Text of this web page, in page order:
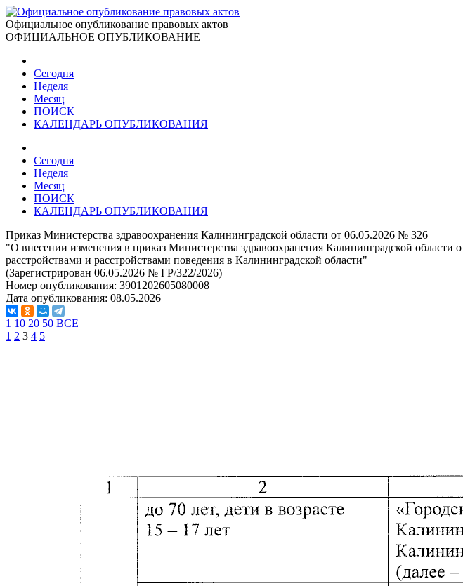
Официальное опубликование правовых актов
ОФИЦИАЛЬНОЕ ОПУБЛИКОВАНИЕ
Сегодня
Неделя
Месяц
ПОИСК
КАЛЕНДАРЬ ОПУБЛИКОВАНИЯ
Сегодня
Неделя
Месяц
ПОИСК
КАЛЕНДАРЬ ОПУБЛИКОВАНИЯ
Приказ Министерства здравоохранения Калининградской области от 06.05.2026 № 326
"О внесении изменения в приказ Министерства здравоохранения Калининградской
расстройствами и расстройствами поведения в Калининградской области"
(Зарегистрирован 06.05.2026 № ГР/322/2026)
Номер опубликования: 3901202605080008
Дата опубликования: 08.05.2026
1 10 20 50 ВСЕ
1 2 3 4 5